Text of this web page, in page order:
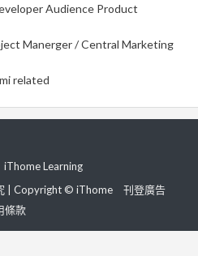
Audience Product
Manerger / Central Marketing
related
iThome Learning
| Copyright © iThome
刊登廣告
條款